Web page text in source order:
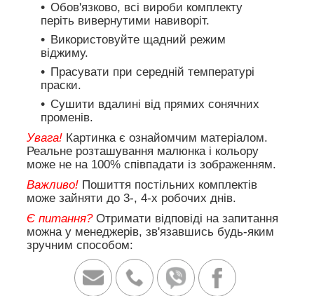
Обов'язково, всі вироби комплекту
періть вивернутими навиворіт.
Використовуйте щадний режим
віджиму.
Прасувати при середній температурі
праски.
Сушити вдалині від прямих сонячних
променів.
Увага! Картинка є ознайомчим матеріалом.
Реальне розташування малюнка і кольору
може не на 100% співпадати із зображенням.
Важливо! Пошиття постільних комплектів
може зайняти до 3-, 4-х робочих днів.
Є питання? Отримати відповіді на запитання
можна у менеджерів, зв'язавшись будь-яким
зручним способом: